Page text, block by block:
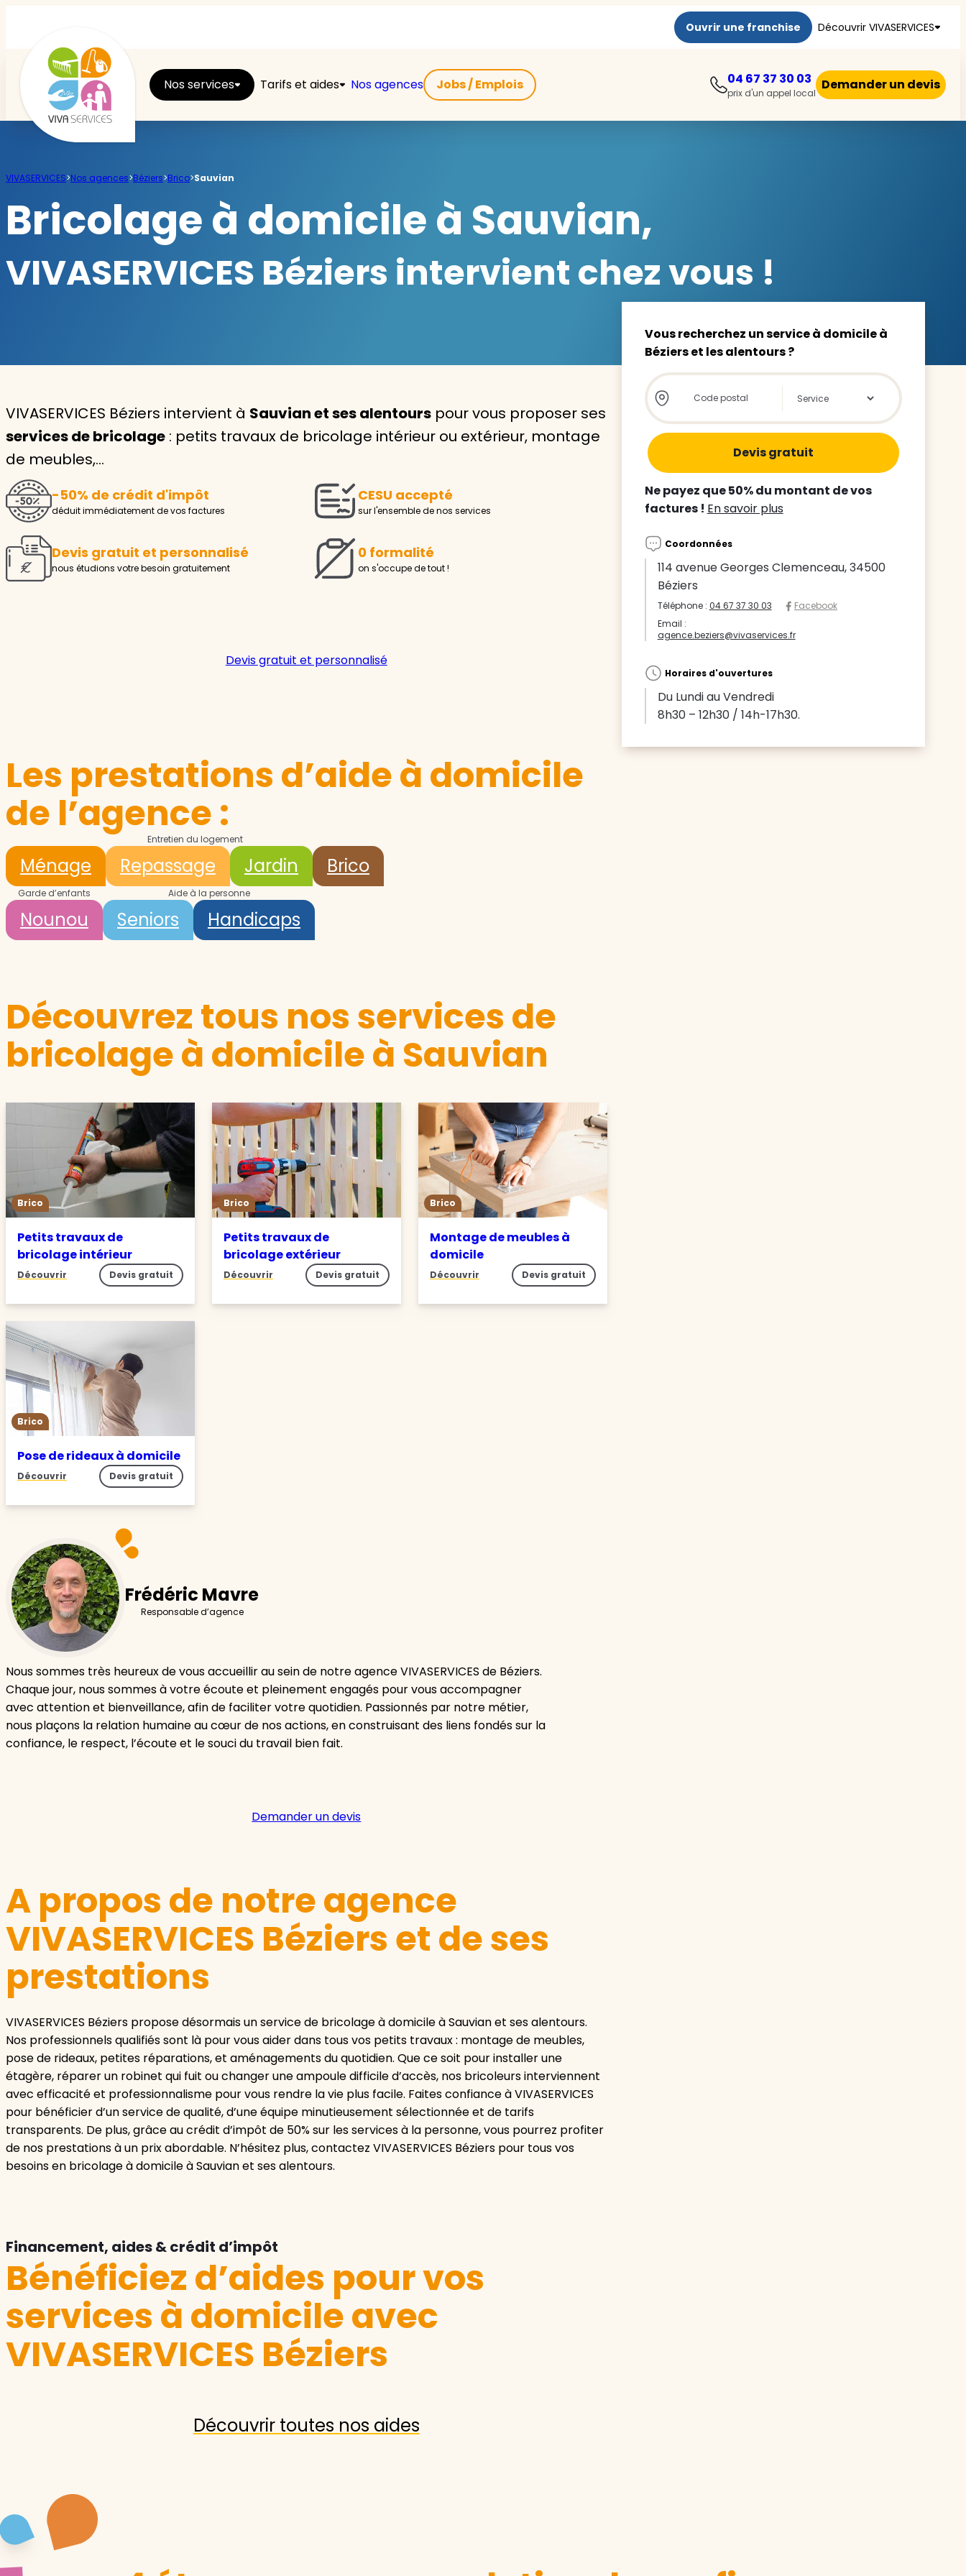
Ouvrir une franchise Découvrir VIVASERVICES
Nos services Tarifs et aides Nos agences Jobs / Emplois 04 67 37 30 03
prix d'un appel local
Demander un devis
Repassage
Jardin
Aide à la personne
Seniors
Handicaps
Voir tous les services
Avec VIVASERVICES, trouvez le
service à domicile qui vous
Pour l’entretien de votre logement, la garde de votre enfant
ou l’accompagnement d’un parent, nos intervenants à
Demander un devis gratuit
Trouver mon agence
VIVASERVICES>Nos agences>Béziers>Brico>Sauvian
Bricolage à domicile à Sauvian,
VIVASERVICES Béziers intervient chez vous !
VIVASERVICES Béziers intervient à Sauvian et ses alentours pour vous proposer ses
services de bricolage : petits travaux de bricolage intérieur ou extérieur, montage
de meubles,…
-50% de crédit d'impôt
déduit immédiatement de vos factures
CESU accepté
sur l'ensemble de nos services
Devis gratuit et personnalisé
nous étudions votre besoin gratuitement
0 formalité
on s'occupe de tout !
Devis gratuit et personnalisé
Les prestations d’aide à domicile
de l’agence :
Entretien du logement
Ménage Repassage Jardin Brico
Garde d’enfants
Nounou
Aide à la personne
Seniors Handicaps
Découvrez tous nos services de
bricolage à domicile à Sauvian
Brico
Petits travaux de
bricolage intérieur
Découvrir Devis gratuit
Brico
Petits travaux de
bricolage extérieur
Découvrir Devis gratuit
Brico
Montage de meubles à
domicile
Découvrir Devis gratuit
Brico
Pose de rideaux à domicile
Découvrir Devis gratuit
Frédéric Mavre
Responsable d’agence
Nous sommes très heureux de vous accueillir au sein de notre agence VIVASERVICES de Béziers.
Chaque jour, nous sommes à votre écoute et pleinement engagés pour vous accompagner
avec attention et bienveillance, afin de faciliter votre quotidien. Passionnés par notre métier,
nous plaçons la relation humaine au cœur de nos actions, en construisant des liens fondés sur la
confiance, le respect, l’écoute et le souci du travail bien fait.
Demander un devis
A propos de notre agence
VIVASERVICES Béziers et de ses
prestations
VIVASERVICES Béziers propose désormais un service de bricolage à domicile à Sauvian et ses alentours.
Nos professionnels qualifiés sont là pour vous aider dans tous vos petits travaux : montage de meubles,
pose de rideaux, petites réparations, et aménagements du quotidien. Que ce soit pour installer une
étagère, réparer un robinet qui fuit ou changer une ampoule difficile d’accès, nos bricoleurs interviennent
avec efficacité et professionnalisme pour vous rendre la vie plus facile. Faites confiance à VIVASERVICES
pour bénéficier d’un service de qualité, d’une équipe minutieusement sélectionnée et de tarifs
transparents. De plus, grâce au crédit d’impôt de 50% sur les services à la personne, vous pourrez profiter
de nos prestations à un prix abordable. N’hésitez plus, contactez VIVASERVICES Béziers pour tous vos
besoins en bricolage à domicile à Sauvian et ses alentours.
Financement, aides & crédit d’impôt
Bénéficiez d’aides pour vos
services à domicile avec
VIVASERVICES Béziers
Découvrir toutes nos aides
Vous recherchez un service à domicile à
Béziers et les alentours ?
Store locator global - Autocompletion
Rechercher
Ne payez que 50% du montant de vos
factures ! En savoir plus
Coordonnées
114 avenue Georges Clemenceau, 34500
Béziers
Téléphone : 04 67 37 30 03
Facebook
Email :
agence.beziers@vivaservices.fr
Horaires d'ouvertures
Du Lundi au Vendredi
8h30 – 12h30 / 14h-17h30.